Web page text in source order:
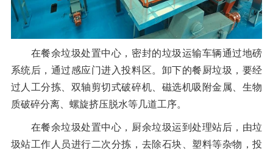
在餐余垃圾处置中心，密封的垃圾运输车辆通过地磅
系统后，通过感应门进入投料区。卸下的餐厨垃圾，要经
过人工分拣、双轴剪切式破碎机、磁选机吸附金属、生物
质破碎分离、螺旋挤压脱水等几道工序。
在餐余垃圾处置中心，厨余垃圾运到处理站后，由垃
圾站工作人员进行二次分拣，去除石块、塑料等杂物，投